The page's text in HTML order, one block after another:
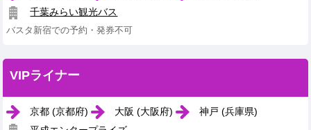
千葉みらい観光バス
バスタ新宿での予約・発券不可
VIPライナー
京都 (京都府) 大阪 (大阪府)
神戸 (兵庫県)